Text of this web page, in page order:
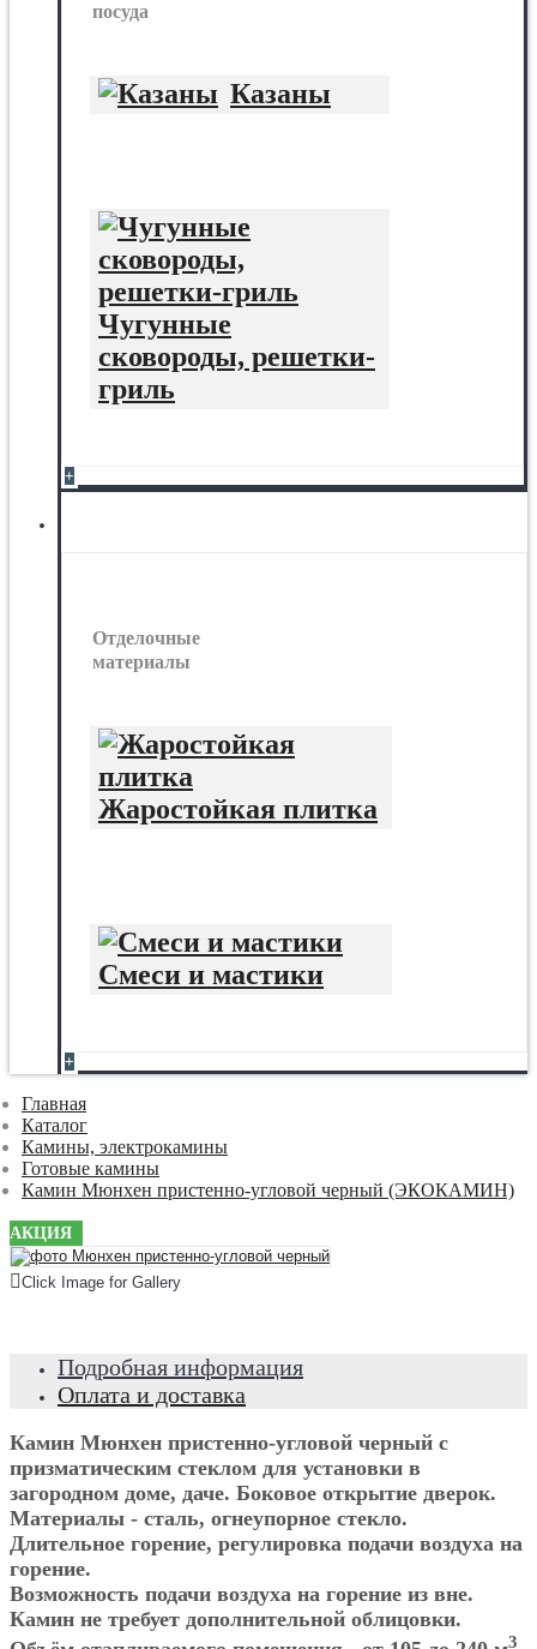
посуда
Казаны
Чугунные
сковороды, решетки-
гриль
+
Отделочные
материалы
Жаростойкая плитка
Смеси и мастики
+
Главная
Каталог
Камины, электрокамины
Готовые камины
Камин Мюнхен пристенно-угловой черный (ЭКОКАМИН)
АКЦИЯ
Click Image for Gallery
Подробная информация
Оплата и доставка
Камин Мюнхен пристенно-угловой черный с
призматическим стеклом для установки в
загородном доме, даче. Боковое открытие дверок.
Материалы - сталь, огнеупорное стекло.
Длительное горение, регулировка подачи воздуха на
горение.
Возможность подачи воздуха на горение из вне.
Камин не требует дополнительной облицовки.
3